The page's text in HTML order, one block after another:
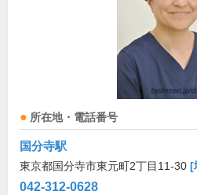
所在地・電話番号
国分寺駅
東京都国分寺市東元町2丁目11-30 [
042-312-0628